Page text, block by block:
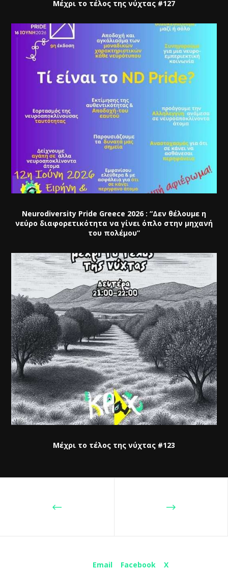
Μέχρι το τέλος της νύχτας #127
Neurodiversity Pride Greece 2026 : “Δεν θέλουμε η
νεύρο διαφορετικότητα να γίνει όπλο στην μηχανή
του πολέμου”
Μέχρι το τέλος της νύχτας #123
Email Facebook X